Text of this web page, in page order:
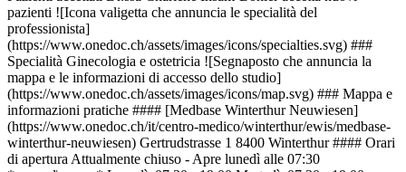
pazienti ![Icona valigetta che annuncia le specialità del
professionista]
(https://www.onedoc.ch/assets/images/icons/specialties.svg) ###
Specialità Ginecologia e ostetricia ![Segnaposto che annuncia la
mappa e le informazioni di accesso dello studio]
(https://www.onedoc.ch/assets/images/icons/map.svg) ### Mappa e
informazioni pratiche #### [Medbase Winterthur Neuwiesen]
(https://www.onedoc.ch/it/centro-medico/winterthur/ewis/medbase-
winterthur-neuwiesen) Gertrudstrasse 1 8400 Winterthur #### Orari
di apertura Attualmente chiuso - Apre lunedì alle 07:30